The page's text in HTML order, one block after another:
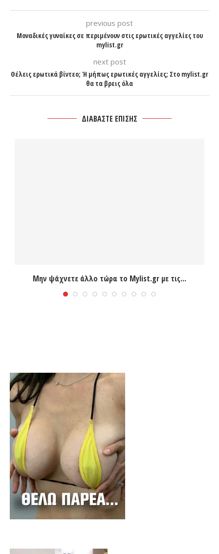
previous post
Μοναδικές γυναίκες σε περιμένουν στις ερωτικές αγγελίες του
mylist.gr
next post
Θέλεις ερωτικά βίντεο; Ή μήπως ερωτικές αγγελίες; Στο mylist.gr
θα τα βρεις όλα
ΔΙΑΒΑΣΤΕ ΕΠΙΣΗΣ
Μην ψάχνετε άλλο τώρα το Mylist.gr με τις...